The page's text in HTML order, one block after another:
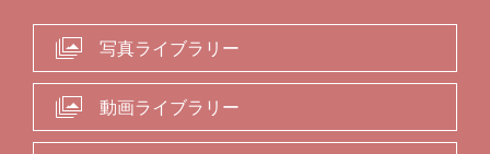
写真ライブラリー
動画ライブラリー